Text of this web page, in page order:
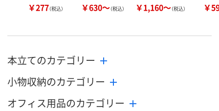
￥277（税込） ￥630～（税込） ￥1,160～（税込） ￥
本立てのカテゴリー
小物収納のカテゴリー
オフィス用品のカテゴリー